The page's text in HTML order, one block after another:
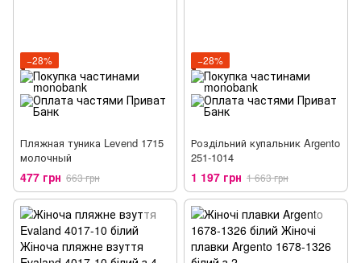
−28%
Пляжная туника Levend 1715
молочный
477 грн 663 грн
−28%
Роздільний купальник Argento
251-1014
1 197 грн 1 663 грн